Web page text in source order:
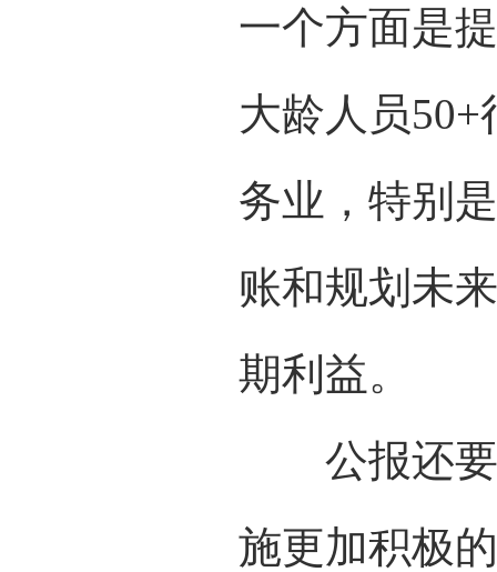
一个方面是
大龄人员
务业，特别
账和规划未
期利益。
公报还要
施更加积极